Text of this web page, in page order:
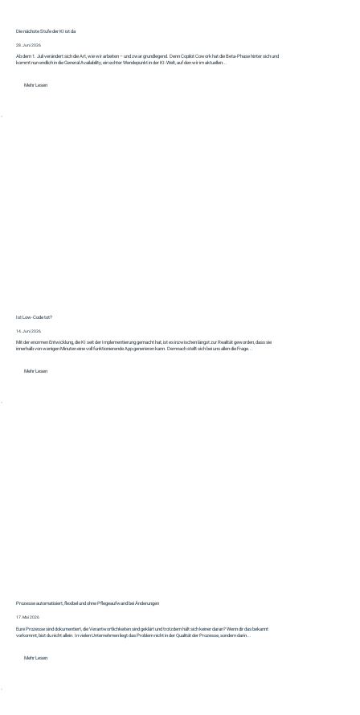
Die nächste Stufe der KI ist da
28. Juni 2026
Ab dem 1. Juli verändert sich die Art, wie wir arbeiten – und zwar grundlegend. Denn Copilot Cowork hat die Beta-Phase hinter sich und
kommt nun endlich in die General Availability, ein echter Wendepunkt in der KI-Welt, auf den wir im aktuellen...
Mehr Lesen
Ist Low-Code tot?
14. Juni 2026
Mit der enormen Entwicklung, die KI seit der Implementierung gemacht hat, ist es inzwischen längst zur Realität geworden, dass sie
innerhalb von wenigen Minuten eine voll funktionierende App generieren kann. Demnach stellt sich bei uns allen die Frage...
Mehr Lesen
Prozesse automatisiert, flexibel und ohne Pflegeaufwand bei Änderungen
17. Mai 2026
Eure Prozesse sind dokumentiert, die Verantwortlichkeiten sind geklärt und trotzdem hält sich keiner daran? Wenn dir das bekannt
vorkommt, bist du nicht allein. In vielen Unternehmen liegt das Problem nicht in der Qualität der Prozesse, sondern darin...
Mehr Lesen